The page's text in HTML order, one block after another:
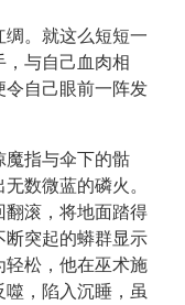
。就这么短短一
与自己血肉相
自己眼前一阵发
魔指与伞下的骷
数微蓝的磷火。
滚，将地面踏得
突起的蟒群显示
松，他在巫术施
，陷入沉睡，虽